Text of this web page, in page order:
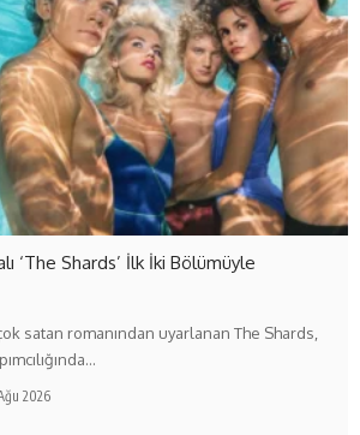
‘The Shards’ İlk İki Bölümüyle
satan romanından uyarlanan The Shards,
2026